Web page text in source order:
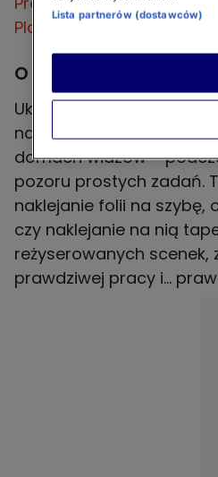
Player.pl
O programie
Ukryte kamery
naturalnym środowisku
domach widzów –
pozoru prostych zadań.
naklejanie folii na szybę,
czy naklejanie na nią
reżyserowanych scenek,
prawdziwej pracy i…
Lista partnerów (dostawców)